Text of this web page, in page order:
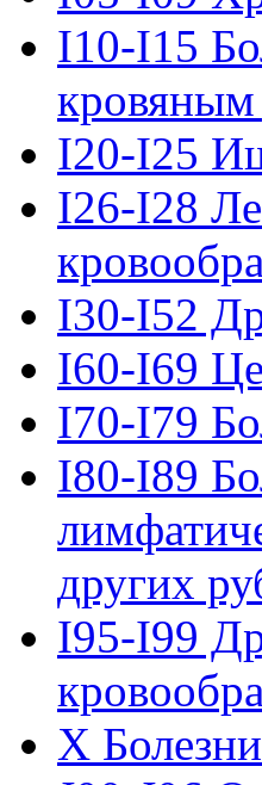
I10-I15
кровяным
I20-I25
I26-I28
I30-I52
I60-I69
I70-I79
I80-I89
других
I95-I99
X